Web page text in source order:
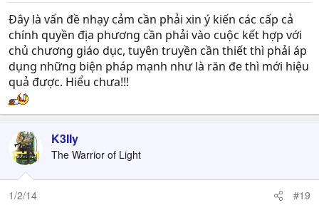
Đây là vấn đề nhạy cảm cần phải xin ý kiến các cấp cả
chính quyền địa phương cần phải vào cuộc kết hợp với
chủ chương giáo dục, tuyên truyền cần thiết thì phải áp
dụng những biện pháp mạnh như là răn đe thì mới hiệu
quả được. Hiểu chưa!!!
K3IIy
The Warrior of Light
1/2/14 #19